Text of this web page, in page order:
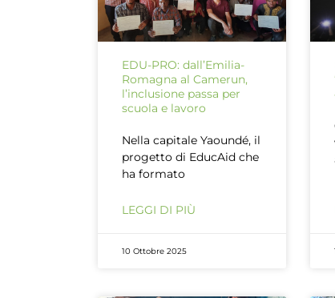
EDU-PRO: dall’Emilia-
Romagna al Camerun,
l’inclusione passa per
scuola e lavoro
Nella capitale Yaoundé, il
progetto di EducAid che
ha formato
LEGGI DI PIÙ
10 Ottobre 2025